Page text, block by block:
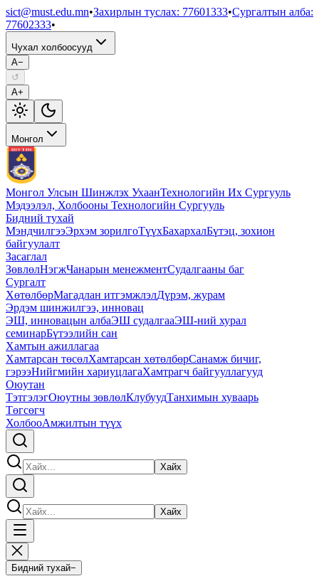
sict@must.edu.mn•Захирлын туслах: 77601333•Сургалтын алба:
77602333•
Чухал холбоосууд
A−
↺
A+
Монгол
Монгол Улсын Шинжлэх УхаанТехнологийн Их Сургууль
Мэдээлэл, Холбооны Технологийн Сургууль
Бидний тухай
МэндчилгээЭрхэм зорилгоТүүхБахархалБүтэц, зохион
байгуулалт
Засаглал
ЗөвлөлНэгжЧанарын менежментСудалгааны баг
Сургалт
ХөтөлбөрМагадлан итгэмжлэлДүрэм, журам
Эрдэм шинжилгээ, инновац
ЭШ, инновацын албаЭШ судалгааЭШ-ний хурал
семинарБүтээлийн сан
Хамтын ажиллагаа
Хамтарсан төсөлХамтарсан хөтөлбөрСанамж бичиг,
гэрээНийгмийн хариуцлагаХамтрагч байгууллагууд
Оюутан
ТэтгэлэгОюутны зөвлөлКлубуудТанхимын хуваарь
Төгсөгч
ХолбооАмжилтын түүх
Хайх
Хайх
Бидний тухай−